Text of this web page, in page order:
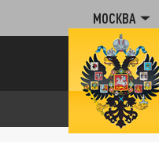
МОСКВА